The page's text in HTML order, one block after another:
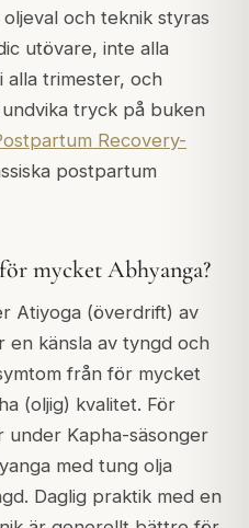
och teknik styras
utövare, inte alla
alla trimester, och
tryck på buken
Recovery-
postpartum
mycket Abhyanga?
Atiyoga (överdrift) av
en känsla av tyngd och
från för mycket
(oljig) kvalitet. För
under Kapha-säsonger
med tung olja
Daglig praktik med en